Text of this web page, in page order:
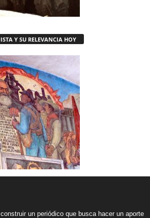
Y SU RELEVANCIA HOY
un periódico que busca hacer un aporte